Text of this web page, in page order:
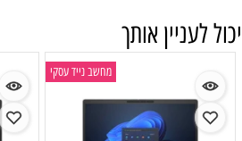
יכול לעניין אותך
מחשב נייד עסקי